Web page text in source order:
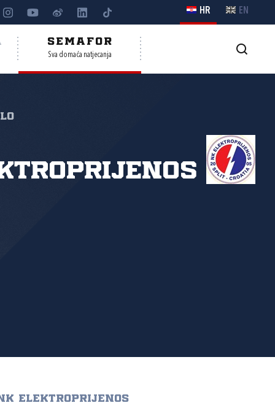
HR EN
SEMAFOR
Sva domaća natjecanja
ELEKTROPRIJENOS